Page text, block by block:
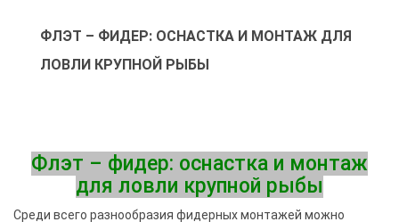
ФЛЭТ – ФИДЕР: ОСНАСТКА И МОНТАЖ ДЛЯ
ЛОВЛИ КРУПНОЙ РЫБЫ
Флэт – фидер: оснастка и монтаж
для ловли крупной рыбы
Среди всего разнообразия фидерных монтажей можно